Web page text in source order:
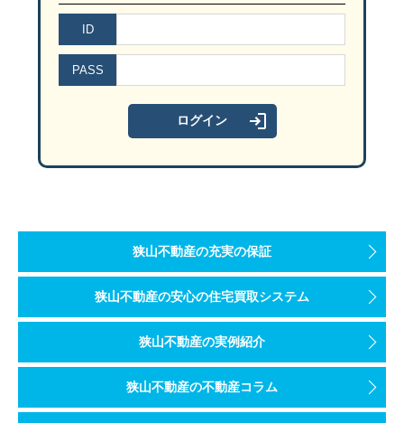
ID
PASS
狭山不動産の充実の保証
狭山不動産の安心の住宅買取システム
狭山不動産の実例紹介
狭山不動産の不動産コラム